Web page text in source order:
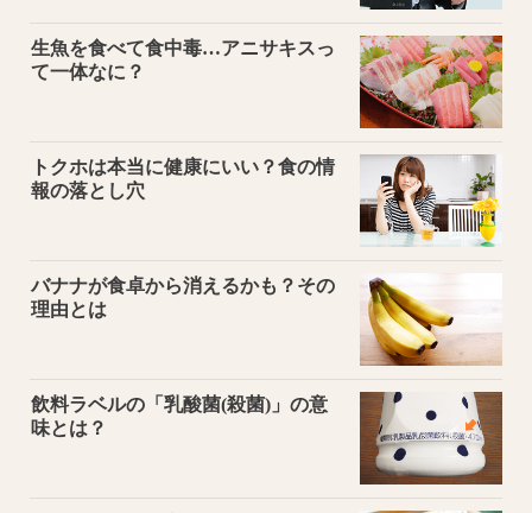
生魚を食べて食中毒…アニサキスっ
て一体なに？
トクホは本当に健康にいい？食の情
報の落とし穴
バナナが食卓から消えるかも？その
理由とは
飲料ラベルの「乳酸菌(殺菌)」の意
味とは？